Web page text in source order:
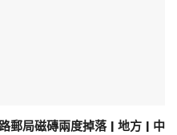
郵局磁磚兩度掉落 | 地方 | 中